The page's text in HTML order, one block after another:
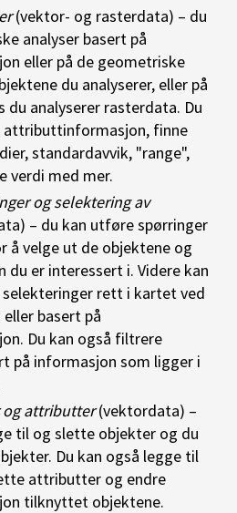
(vektor- og rasterdata) – du
analyser basert på
eller på de geometriske
du analyserer, eller på
du analyserer rasterdata. Du
attributtinformasjon, finne
standardavvik, "range",
verdi med mer.
og selektering av
– du kan utføre spørringer
velge ut de objektene og
du er interessert i. Videre kan
rett i kartet ved
basert på
Du kan også filtrere
på informasjon som ligger i
og attributter(vektordata) –
til og slette objekter og du
Du kan også legge til
attributter og endre
tilknyttet objektene.